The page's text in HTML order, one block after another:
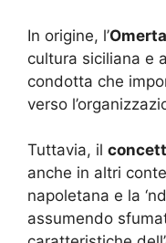
In origine, l’
cultura siciliana e
condotta che
verso
Tuttavia, il
anche in altri
napoletana e la
assumendo